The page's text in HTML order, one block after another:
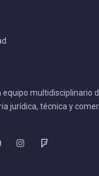
equipo multidisciplinario
jurídica, técnica y